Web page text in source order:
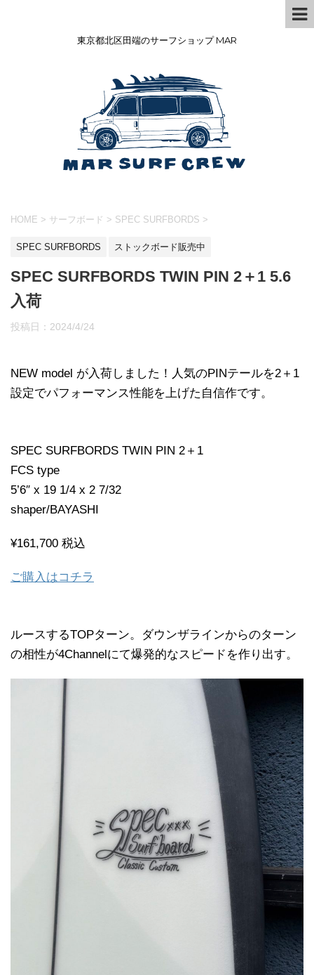
東京都北区田端のサーフショップ MAR
HOME > サーフボード > SPEC SURFBORDS >
SPEC SURFBORDS ストックボード販売中
SPEC SURFBORDS TWIN PIN 2＋1 5.6
入荷
投稿日： 2024/4/24
NEW model が入荷しました！人気のPINテールを2＋1
設定でパフォーマンス性能を上げた自信作です。
SPEC SURFBORDS TWIN PIN 2＋1
FCS type
5’6″ x 19 1/4 x 2 7/32
shaper/BAYASHI
¥161,700 税込
ご購入はコチラ
ルースするTOPターン。ダウンザラインからのターン
の相性が4Channelにて爆発的なスピードを作り出す。